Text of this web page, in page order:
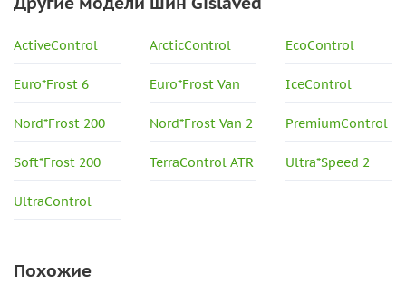
ActiveControl ArcticControl EcoControl
Euro*Frost 6 Euro*Frost Van IceControl
Nord*Frost 200 Nord*Frost Van 2 PremiumControl
Soft*Frost 200 TerraControl ATR Ultra*Speed 2
UltraControl
Похожие